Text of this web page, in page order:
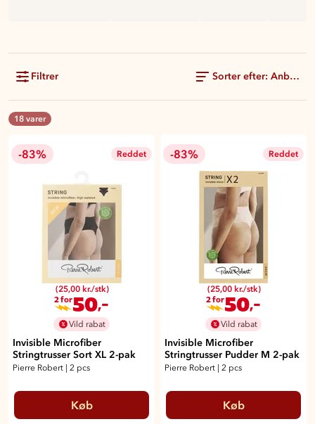
Filtrer Sorter efter:
18 varer
-83% Reddet
(25,00 kr./stk)
2 for50,-
Vild rabat
Invisible Microfiber
Stringtrusser Sort XL 2-pak
Pierre Robert 2 pcs
Køb
-83% Reddet
(25,00 kr./stk)
2 for50,-
Vild rabat
Invisible Microfiber
Stringtrusser Pudder M 2-pak
Pierre Robert 2 pcs
Køb